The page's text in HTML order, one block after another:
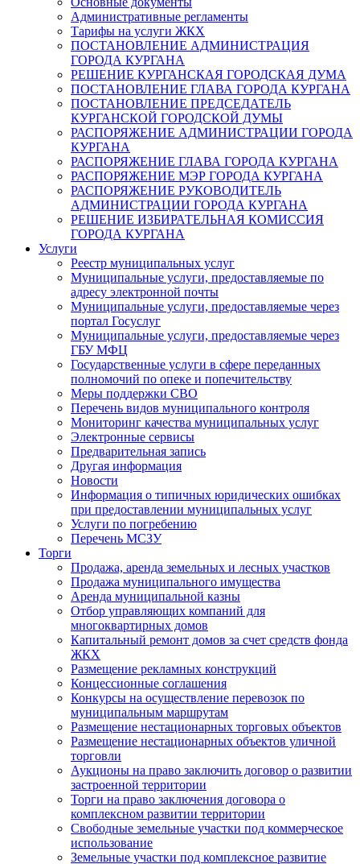
Административные регламенты
Тарифы на услуги ЖКХ
ПОСТАНОВЛЕНИЕ АДМИНИСТРАЦИЯ
ГОРОДА КУРГАНА
РЕШЕНИЕ КУРГАНСКАЯ ГОРОДСКАЯ ДУМА
ПОСТАНОВЛЕНИЕ ГЛАВА ГОРОДА КУРГАНА
ПОСТАНОВЛЕНИЕ ПРЕДСЕДАТЕЛЬ
КУРГАНСКОЙ ГОРОДСКОЙ ДУМЫ
РАСПОРЯЖЕНИЕ АДМИНИСТРАЦИИ ГОРОДА
КУРГАНА
РАСПОРЯЖЕНИЕ ГЛАВА ГОРОДА КУРГАНА
РАСПОРЯЖЕНИЕ МЭР ГОРОДА КУРГАНА
РАСПОРЯЖЕНИЕ РУКОВОДИТЕЛЬ
АДМИНИСТРАЦИИ ГОРОДА КУРГАНА
РЕШЕНИЕ ИЗБИРАТЕЛЬНАЯ КОМИССИЯ
ГОРОДА КУРГАНА
Услуги
Реестр муниципальных услуг
Муниципальные услуги, предоставляемые по
адресу электронной почты
Муниципальные услуги, предоставляемые через
портал Госуслуг
Муниципальные услуги, предоставляемые через
ГБУ МФЦ
Государственные услуги в сфере переданных
полномочий по опеке и попечительству
Меры поддержки СВО
Перечень видов муниципального контроля
Мониторинг качества муниципальных услуг
Электронные сервисы
Предварительная запись
Другая информация
Новости
Информация о типичных юридических ошибках
при предоставлении муниципальных услуг
Услуги по погребению
Перечень МСЗУ
Торги
Продажа, аренда земельных и лесных участков
Продажа муниципального имущества
Аренда муниципальной казны
Отбор управляющих компаний для
многоквартирных домов
Капитальный ремонт домов за счет средств фонда
ЖКХ
Размещение рекламных конструкций
Концессионные соглашения
Конкурсы на осуществление перевозок по
муниципальным маршрутам
Размещение нестационарных торговых объектов
Размещение нестационарных объектов уличной
торговли
Аукционы на право заключить договор о развитии
застроенной территории
Торги на право заключения договора о
комплексном развитии территории
Свободные земельные участки под коммерческое
использование
Земельные участки под комплексное развитие